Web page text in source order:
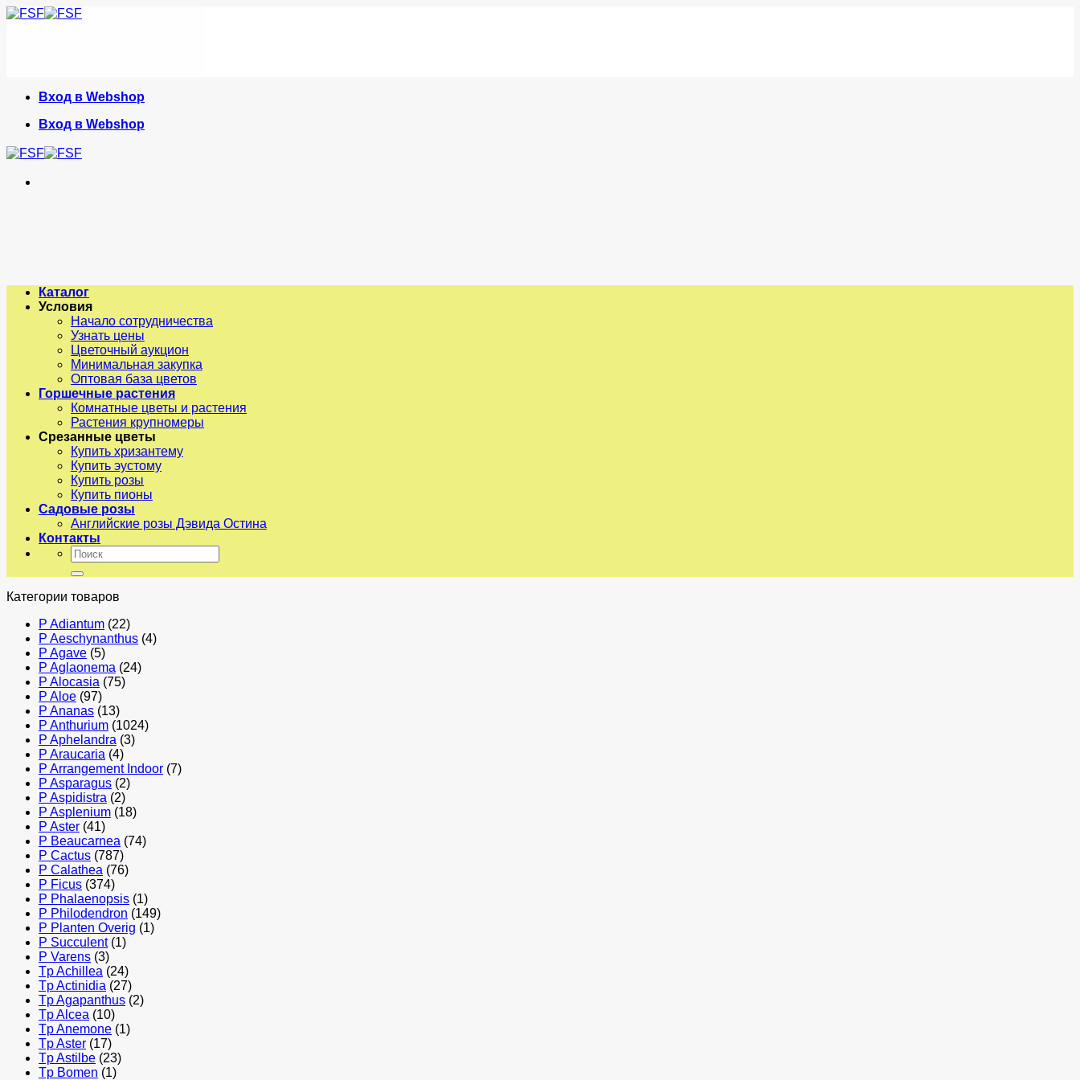
Skip
Вход в Webshop
Вход в Webshop
Каталог
Условия
Начало сотрудничества
Узнать цены
Цветочный аукцион
Минимальная закупка
Оптовая база цветов
Горшечные растения
Комнатные цветы и растения
Растения крупномеры
Срезанные цветы
Купить хризантему
Купить эустому
Купить розы
Купить пионы
Садовые розы
Английские розы Дэвида Остина
Контакты
Искать:
Категории товаров
P Adiantum (22)
P Aeschynanthus (4)
P Agave (5)
P Aglaonema (24)
P Alocasia (75)
P Aloe (97)
P Ananas (13)
P Anthurium (1024)
P Aphelandra (3)
P Araucaria (4)
P Arrangement Indoor (7)
P Asparagus (2)
P Aspidistra (2)
P Asplenium (18)
P Aster (41)
P Beaucarnea (74)
P Cactus (787)
P Calathea (76)
P Ficus (374)
P Phalaenopsis (1)
P Philodendron (149)
P Planten Overig (1)
P Succulent (1)
P Varens (3)
Tp Achillea (24)
Tp Actinidia (27)
Tp Agapanthus (2)
Tp Alcea (10)
Tp Anemone (1)
Tp Aster (17)
Tp Astilbe (23)
Tp Bomen (1)